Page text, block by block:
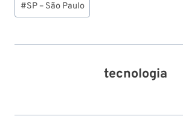
#SP – São Paulo
tecnologia